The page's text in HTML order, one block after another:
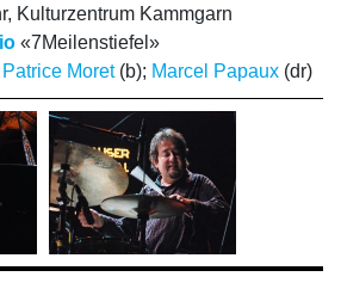
Kulturzentrum Kammgarn
«7Meilenstiefel»
Patrice Moret(b); Marcel Papaux (dr)